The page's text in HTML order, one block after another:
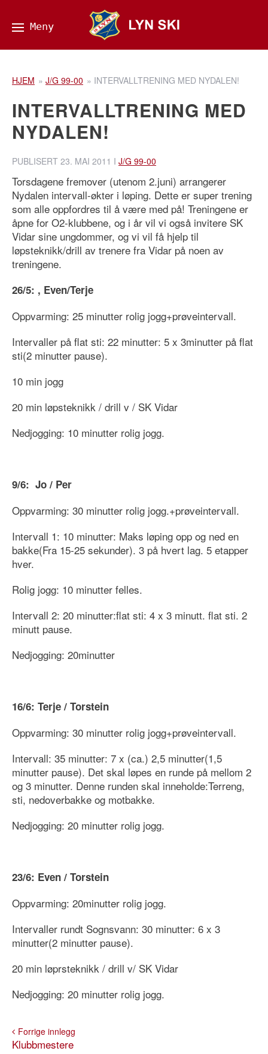
HJEM » J/G 99-00 » INTERVALLTRENING MED NYDALEN!
INTERVALLTRENING MED
NYDALEN!
PUBLISERT 23. MAI 2011 I J/G 99-00
Torsdagene fremover (utenom 2.juni) arrangerer
Nydalen intervall-økter i løping. Dette er super trening
som alle oppfordres til å være med på! Treningene er
åpne for O2-klubbene, og i år vil vi også invitere SK
Vidar sine ungdommer, og vi vil få hjelp til
løpsteknikk/drill av trenere fra Vidar på noen av
treningene.
26/5: , Even/Terje
Oppvarming: 25 minutter rolig jogg+prøveintervall.
Intervaller på flat sti: 22 minutter: 5 x 3minutter på flat
sti(2 minutter pause).
10 min jogg
20 min løpsteknikk / drill v / SK Vidar
Nedjogging: 10 minutter rolig jogg.
9/6: Jo / Per
Oppvarming: 30 minutter rolig jogg.+prøveintervall.
Intervall 1: 10 minutter: Maks løping opp og ned en
bakke(Fra 15-25 sekunder). 3 på hvert lag. 5 etapper
hver.
Rolig jogg: 10 minutter felles.
Intervall 2: 20 minutter:flat sti: 4 x 3 minutt. flat sti. 2
minutt pause.
Nedjogging: 20minutter
16/6: Terje / Torstein
Oppvarming: 30 minutter rolig jogg+prøveintervall.
Intervall: 35 minutter: 7 x (ca.) 2,5 minutter(1,5
minutter pause). Det skal løpes en runde på mellom 2
og 3 minutter. Denne runden skal inneholde:Terreng,
sti, nedoverbakke og motbakke.
Nedjogging: 20 minutter rolig jogg.
23/6: Even / Torstein
Oppvarming: 20minutter rolig jogg.
Intervaller rundt Sognsvann: 30 minutter: 6 x 3
minutter(2 minutter pause).
20 min løprsteknikk / drill v/ SK Vidar
Nedjogging: 20 minutter rolig jogg.
Forrige innlegg
Klubbmestere